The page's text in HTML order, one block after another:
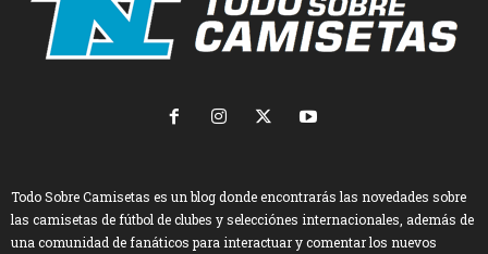
Todo Sobre Camisetas es un blog donde encontrarás las novedades sobre
las camisetas de fútbol de clubes y selecciónes internacionales, además de
una comunidad de fanáticos para interactuar y comentar los nuevos